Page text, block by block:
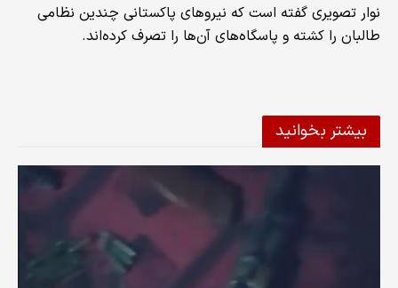
نوار تصویری گفته است که نیروهای پاکستانی چندین نظامی
طالبان را کشته و پاسگاه‌های آن‌ها را تصرف کرده‌اند.
بیشتر بخوانید